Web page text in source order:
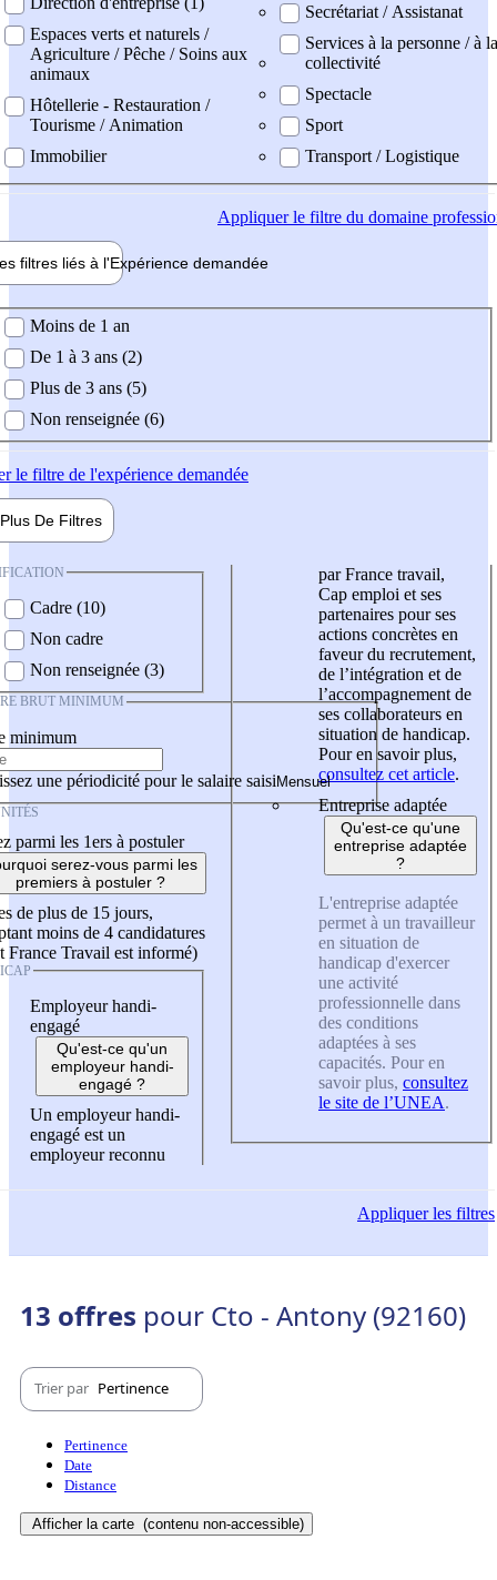
Espaces verts et naturels /
Agriculture / Pêche / Soins aux
animaux
Hôtellerie - Restauration /
Tourisme / Animation
Immobilier
Secrétariat / Assistanat
Services à la personne / à la
collectivité
Spectacle
Sport
Transport / Logistique
Appliquerle filtre du domaine
filtres liés à l'Expérience demandée
demandée
Moins de 1 an
De 1 à 3 ans (2)
Plus de 3 ans (5)
Non renseignée (6)
le filtre de l'expérience demandée
Plus De Filtres
Cadre (10)
Non cadre
Non renseignée (3)
BRUT MINIMUM
minimum
une périodicité pour le salaire saisi
parmi les 1ers à postuler
serez-vous parmi les
premiers à postuler ?
de plus de 15 jours,
moins de 4 candidatures
France Travail est informé)
Employeur handi-
engagé
Qu'est-ce qu'un
employeur handi-
engagé ?
Un employeur handi-
engagé est un
employeur reconnu
par France travail,
Cap emploi et ses
partenaires pour ses
actions concrètes en
faveur du recrutement,
de l’intégration et de
l’accompagnement de
ses collaborateurs en
situation de handicap.
Pour en savoir plus,
consultez cet article.
Entreprise adaptée
Qu'est-ce qu'une
entreprise adaptée
?
L'entreprise adaptée
permet à un travailleur
en situation de
handicap d'exercer
une activité
professionnelle dans
des conditions
adaptées à ses
capacités. Pour en
savoir plus, consultez
le site de l’UNEA.
Appliquerles filtres
13 offres pour Cto - Antony (92160)
Trier par Pertinence
Pertinence
Date
Distance
Afficher la carte (contenu non-accessible)